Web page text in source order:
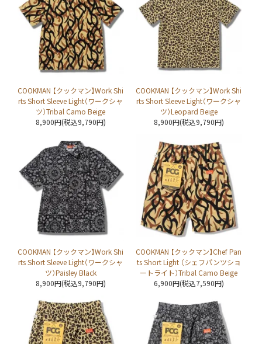
COOKMAN 【クックマン】Work Shi
rts Short Sleeve Light（ワークシャ
ツ）Tribal Camo Beige
8,900円(税込9,790円)
COOKMAN 【クックマン】Work Shi
rts Short Sleeve Light（ワークシャ
ツ）Leopard Beige
8,900円(税込9,790円)
COOKMAN 【クックマン】Work Shi
rts Short Sleeve Light（ワークシャ
ツ）Paisley Black
8,900円(税込9,790円)
COOKMAN 【クックマン】Chef Pan
ts Short Light （シェフパンツショ
ートライト）Tribal Camo Beige
6,900円(税込7,590円)